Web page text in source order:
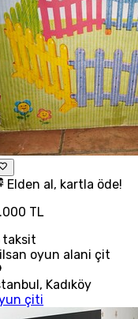
Elden al, kartla öde!
TL
taksit
oyun alani çit
, Kadıköy
çiti